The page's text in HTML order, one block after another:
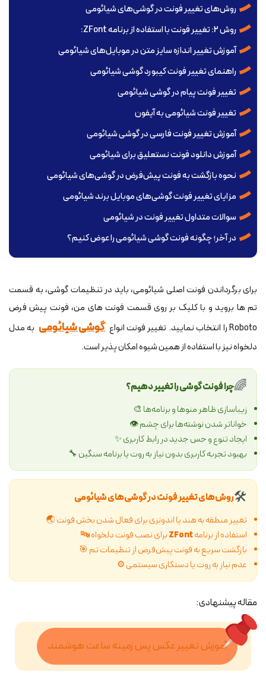
روش‌های تغییر فونت در گوشی‌های شیائومی
روش 2: تغییر فونت با استفاده از برنامه ZFont:
آموزش تغییر اندازه سایز متن در موبایل‌های شیائومی
راهنمای تغییر فونت کیبورد گوشی شیائومی
تغییر فونت پیام در گوشی شیائومی
تغییر فونت شیائومی به آیفون
آموزش تغییر فونت فارسی در گوشی شیائومی
آموزش دانلود فونت نستعلیق برای شیائومی
نحوه بازگشت به فونت پیش‌فرض در گوشی‌های شیائومی
مزایای تغییر فونت گوشی‌های موبایل برند شیائومی
سوالات متداول تغییر فونت در شیائومی
در آخر؛ چگونه فونت گوشی شیائومی را عوض کنیم؟
برای برگرداندن فونت اصلی شیائومی، باید در تنظیمات گوشی، به قسمت
تم ها بروید و با کلیک بر روی قسمت فونت های من، فونت پیش فرض
Roboto را انتخاب نمایید. تغییر فونت انواع
گوشی شیائومی به مدل
دلخواه نیز با استفاده از همین شیوه امکان پذیر است.
🌈چرا فونت گوشی را تغییر دهیم؟
زیباسازی ظاهر منوها و برنامه‌ها 🎨
خواناتر شدن نوشته‌ها برای چشم 👁️
ایجاد تنوع و حس جدید در رابط کاربری ✨
بهبود تجربه کاربری بدون نیاز به روت یا برنامه سنگین 🔧
🛠️روش‌های تغییر فونت در گوشی‌های شیائومی
تغییر منطقه به هند یا اندونزی برای فعال شدن بخش فونت 🌏
استفاده از برنامهZFontبرای نصب فونت دلخواه 🔤
بازگشت سریع به فونت پیش‌فرض از تنظیمات تم 🎯
عدم نیاز به روت یا دستکاری سیستمی ⚙️
مقاله پیشنهادی:
آموزش تغییر عکس پس زمینه ساعت هوشمند